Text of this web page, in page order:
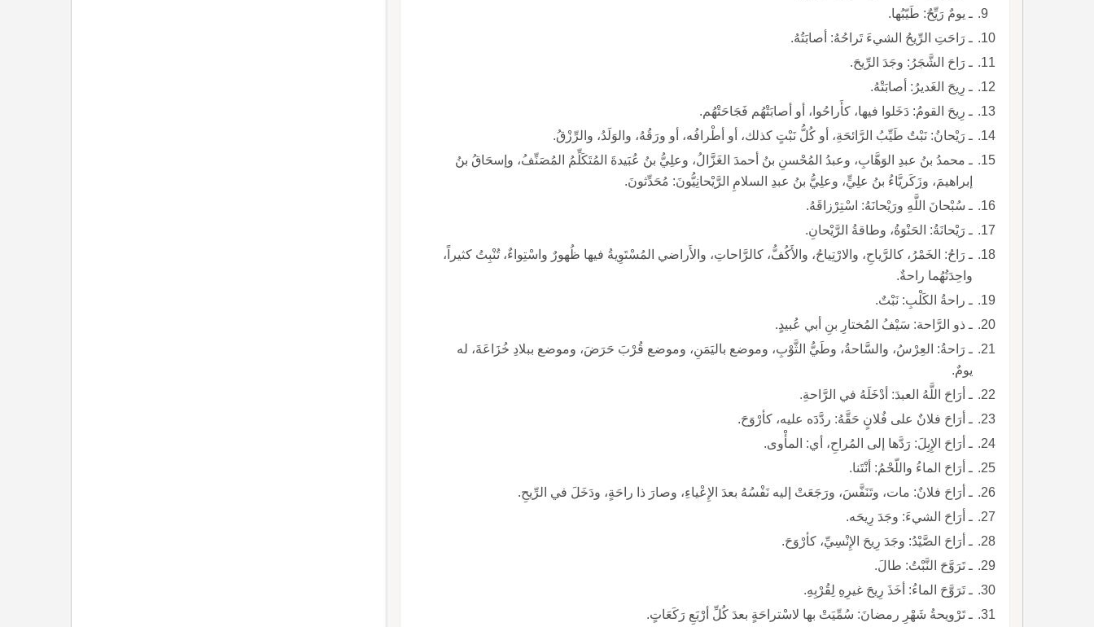
ـ يومٌ رَيِّحٌ: طَيّبُها.
ـ رَاحَتِ الرِّيحُ الشيءَ تَراحُهُ: أصابَتُهُ.
ـ رَاحَ الشَّجَرُ: وجَدَ الرِّيحَ.
ـ رِيحَ الغَديرُ: أصابَتْهُ.
ـ رِيحَ القومُ: دَخَلوا فيها، كأَراحُوا، أو أصابَتْهُم فَجَاحَتْهُم.
ـ رَيْحانُ: نَبْتٌ طَيِّبُ الرَّائحَةِ، أو كُلُّ نَبْتٍ كذلك، أو أطْرافُه، أو ورَقُهُ، والوَلَدُ، والرِّزْقُ.
ـ محمدُ بنُ عبدِ الوَهَّابِ، وعبدُ المُحْسنِ بنُ أحمدَ الغَزَّالُ، وعلِيُّ بنُ عُبَيدةَ المُتَكَلِّمُ المُصَنِّفُ، وإسحَاقُ بنُ
إبراهيمَ، وزَكَريَّاءُ بنُ علِيٍّ، وعلِيُّ بنُ عبدِ السلامِ الرَّيْحانِيُّونَ: مُحَدِّثونَ.
ـ سُبْحانَ اللَّهِ ورَيْحانَهُ: اسْتِرْزاقَهُ.
ـ رَيْحانَةُ: الحَنْوَةُ، وطاقةُ الرَّيْحانِ.
ـ رَاحُ: الخَمْرُ، كالرَّياحِ، والارْتِياحُ، والأَكُفُّ، كالرَّاحاتِ، والأَراضي المُسْتَوِيةُ فيها ظُهورٌ واسْتِواءٌ، تُنْبِتُ كثيراً،
واحِدَتُهُما راحةٌ.
ـ راحةُ الكَلْبِ: نَبْتٌ.
ـ ذو الرَّاحة: سَيْفُ المُختارِ بنِ أبي عُبيدٍ.
ـ رَاحةُ: العِرْسُ، والسَّاحةُ، وطَيُّ الثَّوْبِ، وموضع باليَمَنِ، وموضع قُرْبَ حَرَضَ، وموضع ببلادِ خُزَاعَةَ، له
يومٌ.
ـ أرَاحَ اللَّهُ العبدَ: أدْخَلَهُ في الرَّاحةِ.
ـ أرَاحَ فلانٌ على فُلانٍ حَقَّهُ: ردَّدَه عليه، كأرْوَحَ.
ـ أرَاحَ الإِبِلَ: رَدَّها إلى المُراحِ، أي: المأْوى.
ـ أرَاحَ الماءُ واللّحْمُ: أنْتَنا.
ـ أرَاحَ فلانٌ: مات، وتَنَفَّسَ، ورَجَعَتْ إليه نَفْسُهُ بعدَ الإِعْياءِ، وصارَ ذا راحَةٍ، ودَخَلَ في الرِّيحِ.
ـ أرَاحَ الشيءَ: وجَدَ رِيحَه.
ـ أرَاحَ الصَّيْدُ: وجَدَ رِيحَ الإِنْسِيِّ، كأرْوَحَ.
ـ تَرَوَّحَ النَّبْتُ: طالَ.
ـ تَرَوَّحَ الماءُ: أخَذَ رِيحَ غيرِهِ لِقُرْبِهِ.
ـ تَرْويحةُ شَهْرِ رمضانَ: سُمِّيَتْ بها لاسْتراحَةٍ بعدَ كُلِّ أرْبَعِ رَكَعَاتٍ.